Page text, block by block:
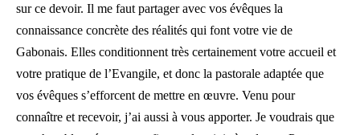
sur ce devoir. Il me faut partager avec vos évêques la
connaissance concrète des réalités qui font votre vie de
Gabonais. Elles conditionnent très certainement votre accueil et
votre pratique de l’Evangile, et donc la pastorale adaptée que
vos évêques s’efforcent de mettre en œuvre. Venu pour
connaître et recevoir, j’ai aussi à vous apporter. Je voudrais que